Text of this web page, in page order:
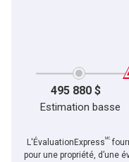
495 880 $
Estimation basse
L'ÉvaluationExpressMC
pour une propriété, d’une